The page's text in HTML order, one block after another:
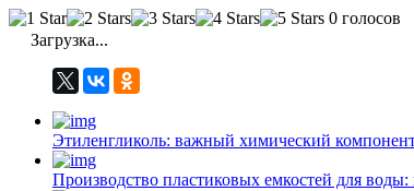
0 голосов
Загрузка...
Этиленгликоль: важный химический
Производство пластиковых емкостей для